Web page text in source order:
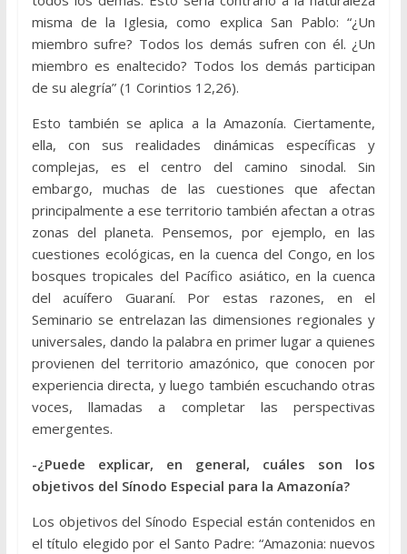
misma de la Iglesia, como explica San Pablo: “¿Un
miembro sufre? Todos los demás sufren con él. ¿Un
miembro es enaltecido? Todos los demás participan
de su alegría” (1 Corintios 12,26).
Esto también se aplica a la Amazonía. Ciertamente,
ella, con sus realidades dinámicas específicas y
complejas, es el centro del camino sinodal. Sin
embargo, muchas de las cuestiones que afectan
principalmente a ese territorio también afectan a otras
zonas del planeta. Pensemos, por ejemplo, en las
cuestiones ecológicas, en la cuenca del Congo, en los
bosques tropicales del Pacífico asiático, en la cuenca
del acuífero Guaraní. Por estas razones, en el
Seminario se entrelazan las dimensiones regionales y
universales, dando la palabra en primer lugar a quienes
provienen del territorio amazónico, que conocen por
experiencia directa, y luego también escuchando otras
voces, llamadas a completar las perspectivas
emergentes.
-¿Puede explicar, en general, cuáles son los
objetivos del Sínodo Especial para la Amazonía?
Los objetivos del Sínodo Especial están contenidos en
el título elegido por el Santo Padre: “Amazonia: nuevos